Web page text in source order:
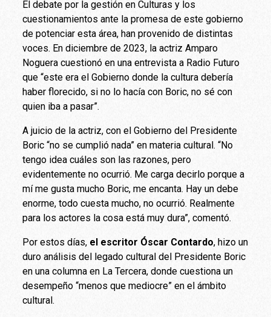
El debate por la gestión en Culturas y los
cuestionamientos ante la promesa de este gobierno
de potenciar esta área, han provenido de distintas
voces. En diciembre de 2023, la actriz Amparo
Noguera cuestionó en una entrevista a Radio Futuro
que “este era el Gobierno donde la cultura debería
haber florecido, si no lo hacía con Boric, no sé con
quien iba a pasar”.
A juicio de la actriz, con el Gobierno del Presidente
Boric “no se cumplió nada” en materia cultural. “No
tengo idea cuáles son las razones, pero
evidentemente no ocurrió. Me carga decirlo porque a
mí me gusta mucho Boric, me encanta. Hay un debe
enorme, todo cuesta mucho, no ocurrió. Realmente
para los actores la cosa está muy dura”, comentó.
Por estos días, el escritor Óscar Contardo, hizo un
duro análisis del legado cultural del Presidente Boric
en una columna en La Tercera, donde cuestiona un
desempeño “menos que mediocre” en el ámbito
cultural.